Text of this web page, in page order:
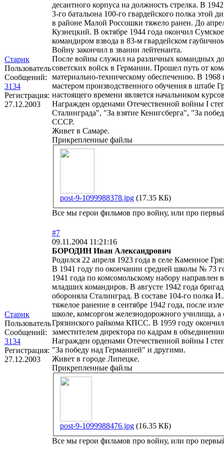
Старик
Пользователь
Сообщений:
3134
Регистрация:
27.12.2003
десантного корпуса на должность стрелка. В
3-го батальона 100-го гвардейского полка этой
в районе Малой Россошки тяжело ранен. До
Кузнецкий. В октябре 1944 года окончил
командиром взвода в 83-м гвардейском
Войну закончил в звании лейтенанта.
После войны служил на различных командных
советских войск в Германии. Прошел путь от
материально-техническому обеспечению. В
мастером производственного обучения в штабе
настоящего времени является начальником
Награжден орденами Отечественной войны I
Сталинграда", "За взятие Кенигсберга", "За
СССР.
Живет в Самаре.
Прикрепленные файлы
post-9-1099988378.jpg (17.35 КБ)
Все мы герои фильмов про войну, или про
Старик
Пользователь
Сообщений:
3134
Регистрация:
27.12.2003
#7
09.11.2004 11:21:16
БОРОДИН Иван Александрович
Родился 22 апреля 1923 года в селе Каменное
В 1941 году по окончании средней школы № 73
1941 года по комсомольскому набору
младших командиров. В августе 1942 года
обороняла Сталинград. В составе 104-го полка
тяжелое ранение в сентябре 1942 года, после
школе, комсоргом железнодорожного училища,
Грязинского райкома КПСС. В 1959 году
заместителем директора по кадрам в
Награжден орденами Отечественной войны I
"За победу над Германией" и другими.
Живет в городе Липецке.
Прикрепленные файлы
post-9-1099988476.jpg (16.35 КБ)
Все мы герои фильмов про войну, или про